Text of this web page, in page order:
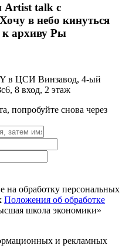
Artist talk с
в небо кинуться
к архиву Ры
в ЦСИ Винзавод, 4-ый
8 вход, 2 этаж
попробуйте снова через
на обработку персональных
Положения об обработке
школа экономики»
и рекламных